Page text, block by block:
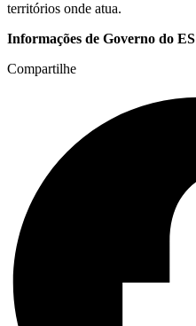
territórios onde atua.
Informações de Governo do ES
Compartilhe